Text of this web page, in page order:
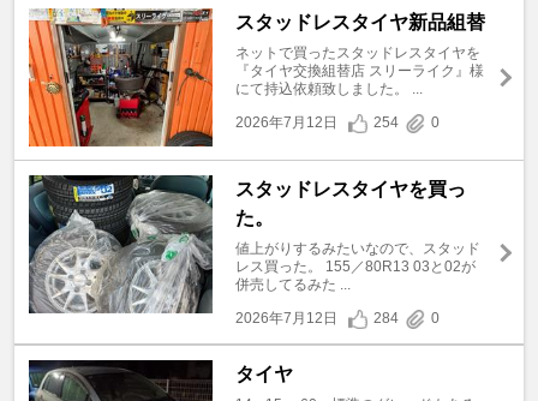
スタッドレスタイヤ新品組替
ネットで買ったスタッドレスタイヤを
『タイヤ交換組替店 スリーライク』様
にて持込依頼致しました。 ...
2026年7月12日
254 0
スタッドレスタイヤを買っ
た。
値上がりするみたいなので、スタッド
レス買った。 155／80R13 03と02が
併売してるみた ...
2026年7月12日
284 0
タイヤ